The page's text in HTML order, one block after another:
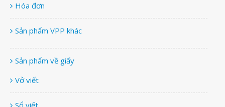
Hóa đơn
Sản phẩm VPP khác
Sản phẩm về giấy
Vở viết